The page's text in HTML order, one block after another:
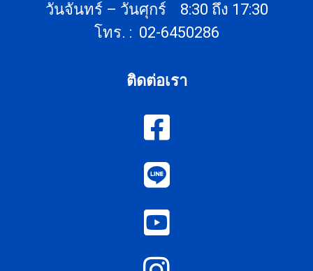
วันจันทร์ – วันศุกร์ 8:30 ถึง 17:30
โทร. : 02-6450286
ติดต่อเรา